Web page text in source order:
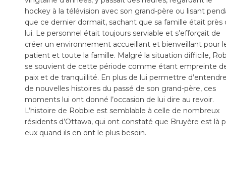
hockey à la télévision avec son grand-père ou lisant
que ce dernier dormait, sachant que sa famille était près
lui. Le personnel était toujours serviable et s’efforçait de
créer un environnement accueillant et bienveillant pour
patient et toute la famille. Malgré la situation difficile,
se souvient de cette période comme étant empreinte
paix et de tranquillité. En plus de lui permettre
de nouvelles histoires du passé de son grand-père, ces
moments lui ont donné l’occasion de lui dire au revoir.
L’histoire de Robbie est semblable à celle de nombreux
résidents d’Ottawa, qui ont constaté que Bruyère est là
eux quand ils en ont le plus besoin.